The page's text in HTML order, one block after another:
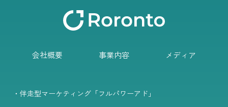
会社概要 事業内容 メディア
・伴走型マーケティング「フルパワーアド」